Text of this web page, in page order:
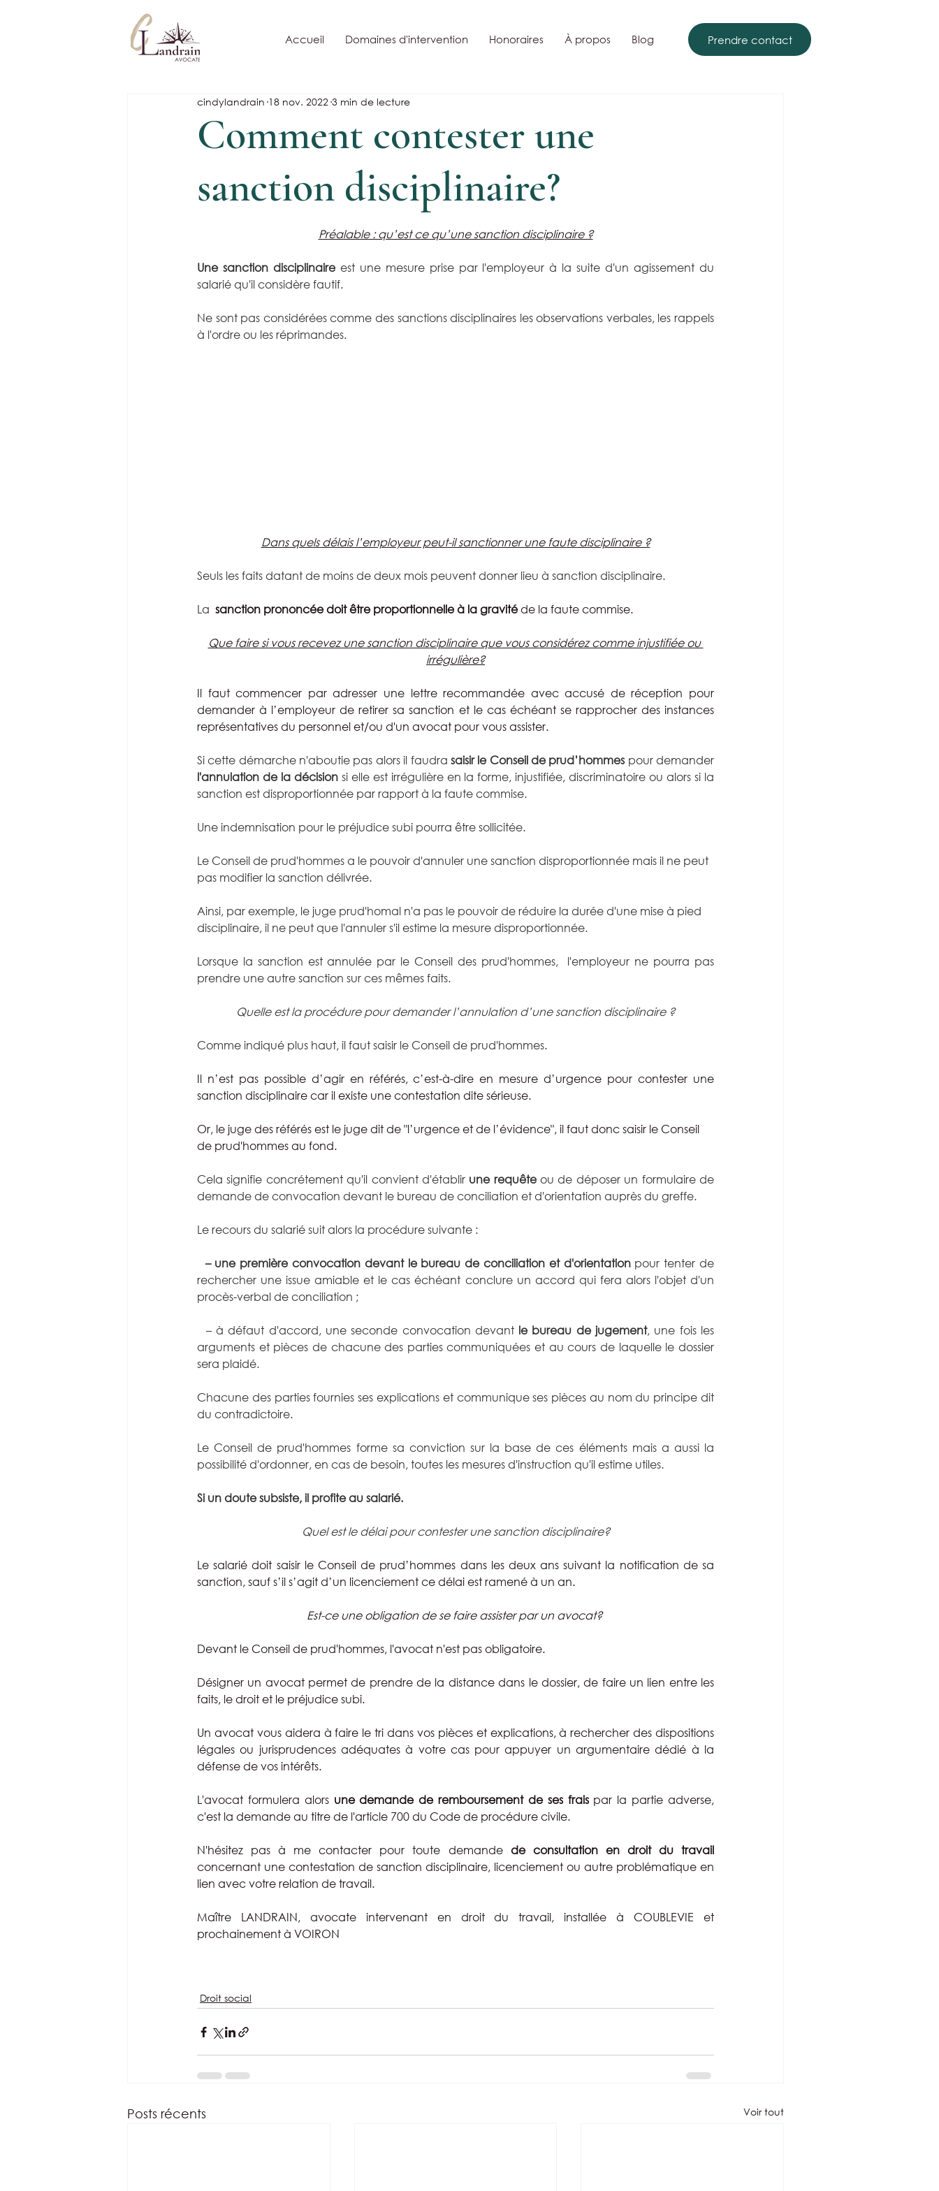
Accueil Domaines d'intervention Honoraires À propos Blog Prendre contact
Comment contester une
sanction disciplinaire?
cindylandrain 18 nov. 2022 3 min de lecture
Préalable : qu’est ce qu’une sanction disciplinaire ?
Une sanction disciplinaire est une mesure prise par l'employeur à la suite d'un agissement du
salarié qu'il considère fautif.
Ne sont pas considérées comme des sanctions disciplinaires les observations verbales, les rappels
à l'ordre ou les réprimandes.
Dans quels délais l’employeur peut-il sanctionner une faute disciplinaire ?
Seuls les faits datant de moins de deux mois peuvent donner lieu à sanction disciplinaire.
La sanction prononcée doit être proportionnelle à la gravité de la faute commise.
Que faire si vous recevez une sanction disciplinaire que vous considérez comme injustifiée ou
irrégulière?
Il faut commencer par adresser une lettre recommandée avec accusé de réception pour
demander à l’employeur de retirer sa sanction et le cas échéant se rapprocher des instances
représentatives du personnel et/ou d'un avocat pour vous assister.
Si cette démarche n'aboutie pas alors il faudra saisir le Conseil de prud’hommes
l'annulation de la décision si elle est irrégulière en la forme, injustifiée, discriminatoire ou alors si la
sanction est disproportionnée par rapport à la faute commise.
Une indemnisation pour le préjudice subi pourra être sollicitée.
Le Conseil de prud'hommes a le pouvoir d'annuler une sanction disproportionnée mais il ne peut
pas modifier la sanction délivrée.
Ainsi, par exemple, le juge prud'homal n'a pas le pouvoir de réduire la durée d'une mise à pied
disciplinaire, il ne peut que l'annuler s'il estime la mesure disproportionnée.
Lorsque la sanction est annulée par le Conseil des prud'hommes,  l'employeur ne pourra pas
prendre une autre sanction sur ces mêmes faits.
Quelle est la procédure pour demander l’annulation d’une sanction disciplinaire ?
Comme indiqué plus haut, il faut saisir le Conseil de prud'hommes.
Il n’est pas possible d’agir en référés, c’est-à-dire en mesure d’urgence pour contester une
sanction disciplinaire car il existe une contestation dite sérieuse.
Or, le juge des référés est le juge dit de "l’urgence et de l’évidence", il faut donc saisir le Conseil
de prud'hommes au fond.
Cela signifie concrétement qu'il convient d'établir une requête ou de déposer un formulaire de
demande de convocation devant le bureau de conciliation et d'orientation auprès du greffe.
Le recours du salarié suit alors la procédure suivante :
– une première convocation devant le bureau de conciliation et d'orientation pour tenter de
rechercher une issue amiable et le cas échéant conclure un accord qui fera alors l'objet d'un
procès-verbal de conciliation ;
  – à défaut d'accord,
une seconde convocation devant le bureau de jugement, une fois les
arguments et pièces de chacune des parties communiquées et au cours de laquelle le dossier
sera plaidé.
Chacune des parties fournies ses explications et communique ses pièces au nom du principe dit
du contradictoire.
Le Conseil de prud'hommes forme sa conviction sur la base de ces éléments mais a aussi la
possibilité d'ordonner, en cas de besoin, toutes les mesures d'instruction qu'il estime utiles.
Si un doute subsiste, il profite au salarié.
Quel est le délai pour contester une sanction disciplinaire?
Le salarié doit saisir le Conseil de prud’hommes dans les deux ans suivant la notification de sa
sanction, sauf s’il s’agit d’un licenciement ce délai est ramené à un an.
Est-ce une obligation de se faire assister par un avocat?
Devant le Conseil de prud'hommes, l'avocat n'est pas obligatoire.
Désigner un avocat permet de prendre de la distance dans le dossier, de faire un lien entre les
faits, le droit et le préjudice subi.
Un avocat vous aidera à faire le tri dans vos pièces et explications, à rechercher des dispositions
légales ou jurisprudences adéquates à votre cas pour appuyer un argumentaire dédié à la
défense de vos intérêts.
L'avocat formulera alors une demande de remboursement de ses frais par la partie adverse,
c'est la demande au titre de l'article 700 du Code de procédure civile.
N'hésitez pas à me contacter pour toute demande de consultation en droit du travail
concernant une contestation de sanction disciplinaire, licenciement ou autre problématique en
lien avec votre relation de travail.
Maître LANDRAIN, avocate intervenant en droit du travail, installée à COUBLEVIE et
prochainement à VOIRON
Droit social
Posts récents Voir tout